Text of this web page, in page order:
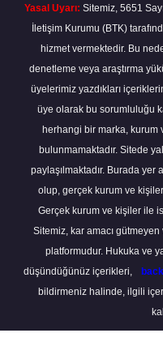
Yasal Uyarı: Sitemiz, 5651
İletişim Kurumu (BTK)
hizmet vermektedir. Bu
denetleme veya araştırma
üyelerimiz yazdıkları
üye olarak bu sorumluluğu
herhangi bir marka, kurum
bulunmamaktadır. Sitede
paylaşılmaktadır. Burada
olup, gerçek kurum ve kişiler
Gerçek kurum ve kişiler ile
Sitemiz, kar amacı
platformudur. Hukuka ve
düşündüğünüz içerikleri,
bildirmeniz halinde, ilgili